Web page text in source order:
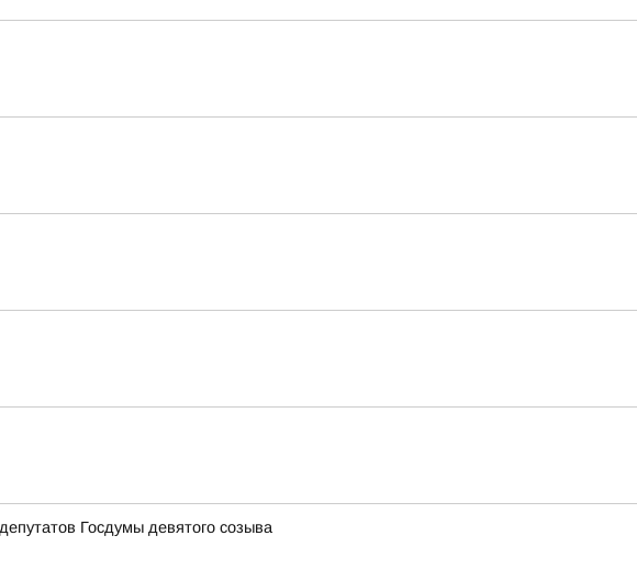
Госдумы девятого созыва